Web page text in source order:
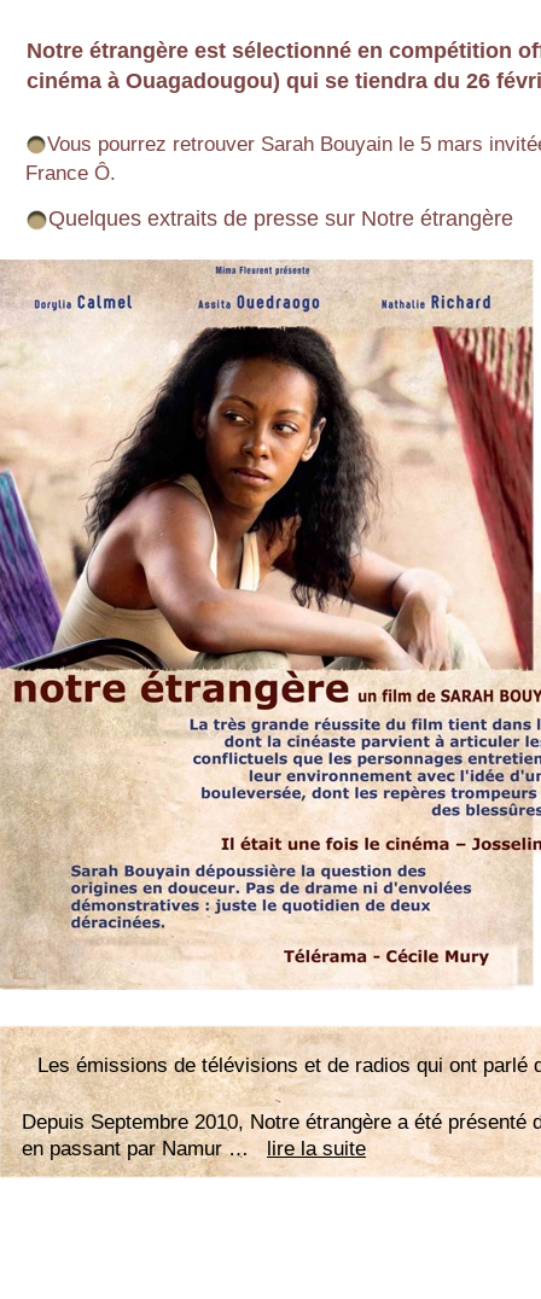
Notre étrangèreest visible par
tous surfacebook
Depuis Septembre 2010, Notre étrangère a été
en passant par Namur … lire la suite
Les émissions de télévisions et de radios qui ont
Vous pourrez retrouver Sarah Bouyain le 5 mars
France Ô.
Quelques extraits de presse sur Notre étrangère
Notre étrangère est sélectionné en compétition
cinéma à Ouagadougou) qui se tiendra du 26